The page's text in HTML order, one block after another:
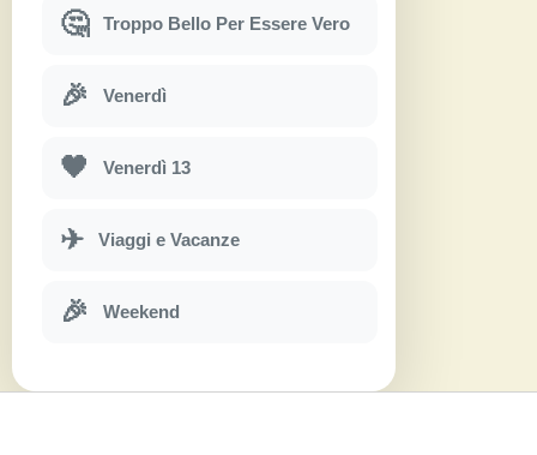
🤔 Troppo Bello Per Essere Vero
🎉 Venerdì
🖤 Venerdì 13
✈ Viaggi e Vacanze
🎉 Weekend